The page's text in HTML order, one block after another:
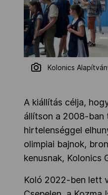
Kolonics
A kiállítás célja,
állítson a 2008-ban
hirtelenséggel
olimpiai bajnok,
kenusnak, Kolonics
Koló 2022-ben lett